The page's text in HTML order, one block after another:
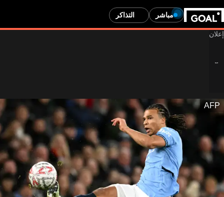
مباشر التذاكر
AFP